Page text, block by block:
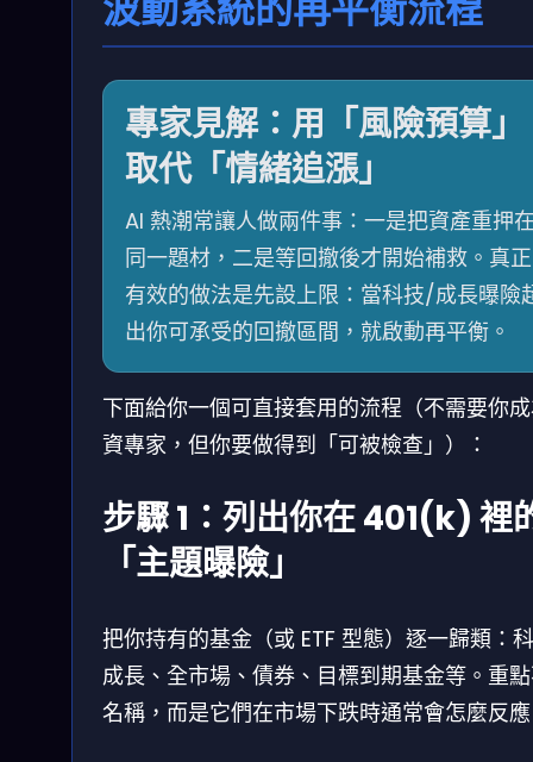
專家見解：用「風險預算」
取代「情緒追漲」
AI 熱潮常讓人做兩件事：一是把資產重押
同一題材，二是等回撤後才開始補救。真正
有效的做法是先設上限：當科技/成長曝險
出你可承受的回撤區間，就啟動再平衡。
下面給你一個可直接套用的流程（不需要你
資專家，但你要做得到「可被檢查」）：
步驟 1：列出你在 401(k) 裡
「主題曝險」
把你持有的基金（或 ETF 型態）逐一歸類：
成長、全市場、債券、目標到期基金等。重
名稱，而是它們在市場下跌時通常會怎麼反